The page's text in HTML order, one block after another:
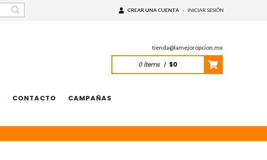
CREAR UNA CUENTA - INICIAR SESIÓN
tienda@lamejoropcion.mx
0Ítems | $0
CONTACTO
CAMPAÑAS